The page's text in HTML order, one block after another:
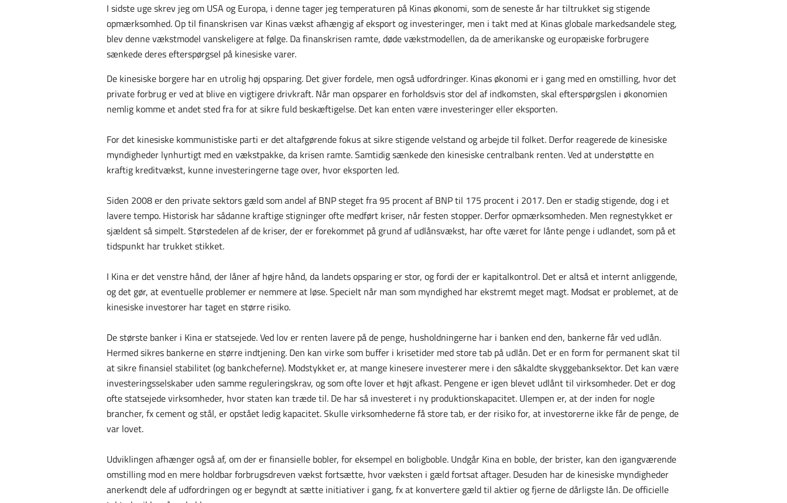
I sidste uge skrev jeg om USA og Europa, i denne tager jeg temperaturen på Kinas økonomi, som de seneste år har tiltrukket sig stigende
opmærksomhed. Op til finanskrisen var Kinas vækst afhængig af eksport og investeringer, men i takt med at Kinas globale markedsandele steg,
blev denne vækstmodel vanskeligere at følge. Da finanskrisen ramte, døde vækstmodellen, da de amerikanske og europæiske forbrugere
sænkede deres efterspørgsel på kinesiske varer.
De kinesiske borgere har en utrolig høj opsparing. Det giver fordele, men også udfordringer. Kinas økonomi er i gang med en omstilling, hvor det
private forbrug er ved at blive en vigtigere drivkraft. Når man opsparer en forholdsvis stor del af indkomsten, skal efterspørgslen i økonomien
nemlig komme et andet sted fra for at sikre fuld beskæftigelse. Det kan enten være investeringer eller eksporten.
For det kinesiske kommunistiske parti er det altafgørende fokus at sikre stigende velstand og arbejde til folket. Derfor reagerede de kinesiske
myndigheder lynhurtigt med en vækstpakke, da krisen ramte. Samtidig sænkede den kinesiske centralbank renten. Ved at understøtte en
kraftig kreditvækst, kunne investeringerne tage over, hvor eksporten led.
Siden 2008 er den private sektors gæld som andel af BNP steget fra 95 procent af BNP til 175 procent i 2017. Den er stadig stigende, dog i et
lavere tempo. Historisk har sådanne kraftige stigninger ofte medført kriser, når festen stopper. Derfor opmærksomheden. Men regnestykket er
sjældent så simpelt. Størstedelen af de kriser, der er forekommet på grund af udlånsvækst, har ofte været for lånte penge i udlandet, som på et
tidspunkt har trukket stikket.
I Kina er det venstre hånd, der låner af højre hånd, da landets opsparing er stor, og fordi der er kapitalkontrol. Det er altså et internt anliggende,
og det gør, at eventuelle problemer er nemmere at løse. Specielt når man som myndighed har ekstremt meget magt. Modsat er problemet, at de
kinesiske investorer har taget en større risiko.
De største banker i Kina er statsejede. Ved lov er renten lavere på de penge, husholdningerne har i banken end den, bankerne får ved udlån.
Hermed sikres bankerne en større indtjening. Den kan virke som buffer i krisetider med store tab på udlån. Det er en form for permanent skat til
at sikre finansiel stabilitet (og bankcheferne). Modstykket er, at mange kinesere investerer mere i den såkaldte skyggebanksektor. Det kan være
investeringsselskaber uden samme reguleringskrav, og som ofte lover et højt afkast. Pengene er igen blevet udlånt til virksomheder. Det er dog
ofte statsejede virksomheder, hvor staten kan træde til. De har så investeret i ny produktionskapacitet. Ulempen er, at der inden for nogle
brancher, fx cement og stål, er opstået ledig kapacitet. Skulle virksomhederne få store tab, er der risiko for, at investorerne ikke får de penge, de
var lovet.
Udviklingen afhænger også af, om der er finansielle bobler, for eksempel en boligboble. Undgår Kina en boble, der brister, kan den igangværende
omstilling mod en mere holdbar forbrugsdreven vækst fortsætte, hvor væksten i gæld fortsat aftager. Desuden har de kinesiske myndigheder
anerkendt dele af udfordringen og er begyndt at sætte initiativer i gang, fx at konvertere gæld til aktier og fjerne de dårligste lån. De officielle